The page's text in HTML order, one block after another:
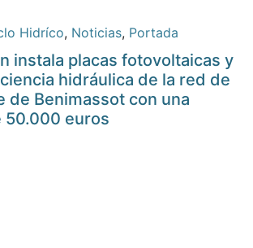
Hidríco, Noticias, Portada
instala placas fotovoltaicas y
hidráulica de la red de
de Benimassot con una
50.000 euros